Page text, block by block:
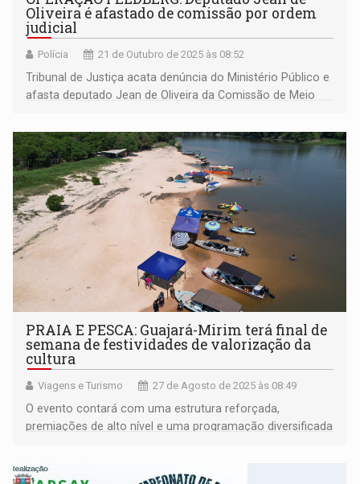
Oliveira é afastado de comissão por ordem
judicial
Polícia 21 de Outubro de 2025 às 08:52
Tribunal de Justiça acata denúncia do Ministério Público e
afasta deputado Jean de Oliveira da Comissão de Meio
PRAIA E PESCA: Guajará-Mirim terá final de
semana de festividades de valorização da
cultura
Viagens e Turismo 27 de Agosto de 2025 às 08:49
O evento contará com uma estrutura reforçada,
premiações de alto nível e uma programação diversificada